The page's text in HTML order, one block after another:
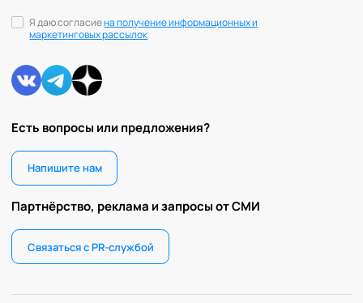
Есть вопросы или предложения?
Напишите нам
Партнёрство, реклама и запросы от СМИ
Связаться с PR-службой
Я даю согласиена получение информационных и
маркетинговых рассылок